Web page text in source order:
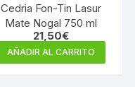
Cedria Fon-Tin Lasur
Mate Nogal 750 ml
21,50€
AÑADIR AL CARRITO